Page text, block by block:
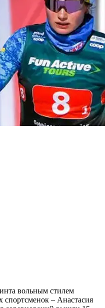
вольным стилем
спортсменок – Анастасия